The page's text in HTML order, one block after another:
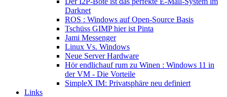
Darknet
ROS : Windows auf Open-Source Basis
Tschüss GIMP hier ist Pinta
Jami Messenger
Linux Vs. Windows
Neue Server Hardware
Hör endlichauf rum zu Winen : Windows 11 in
der VM - Die Vorteile
SimpleX IM: Privatsphäre neu definiert
Links